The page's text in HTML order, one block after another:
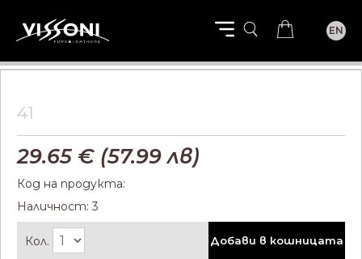
EN
41
29.65 € (57.99 лв)
Код на продукта:
Наличност: 3
Кол. Добави в кошницата